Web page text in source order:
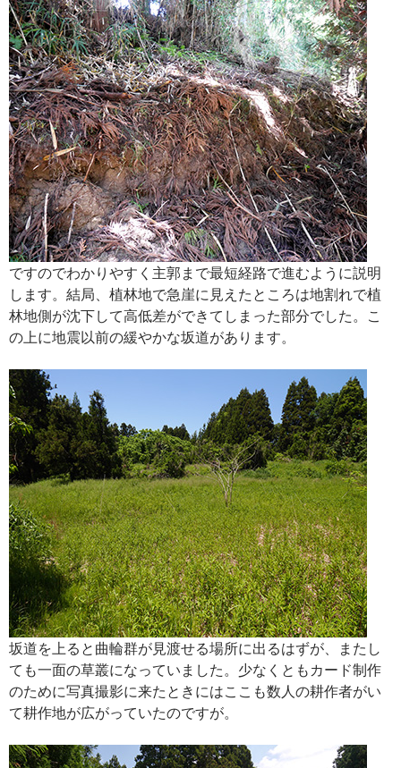
ですのでわかりやすく主郭まで最短経路で進むように説明
します。結局、植林地で急崖に見えたところは地割れで植
林地側が沈下して高低差ができてしまった部分でした。こ
の上に地震以前の緩やかな坂道があります。
坂道を上ると曲輪群が見渡せる場所に出るはずが、またし
ても一面の草叢になっていました。少なくともカード制作
のために写真撮影に来たときにはここも数人の耕作者がい
て耕作地が広がっていたのですが。